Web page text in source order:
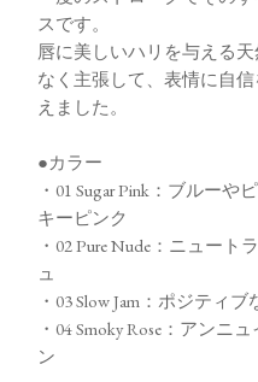
スです。
唇に美しいハリを与える
なく主張して、表情に自
えました。
●カラー
・01 Sugar Pink：ブルー
キーピンク
・02 Pure Nude：ニュー
ュ
・03 Slow Jam：ポジティ
・04 Smoky Rose：アンニ
ン